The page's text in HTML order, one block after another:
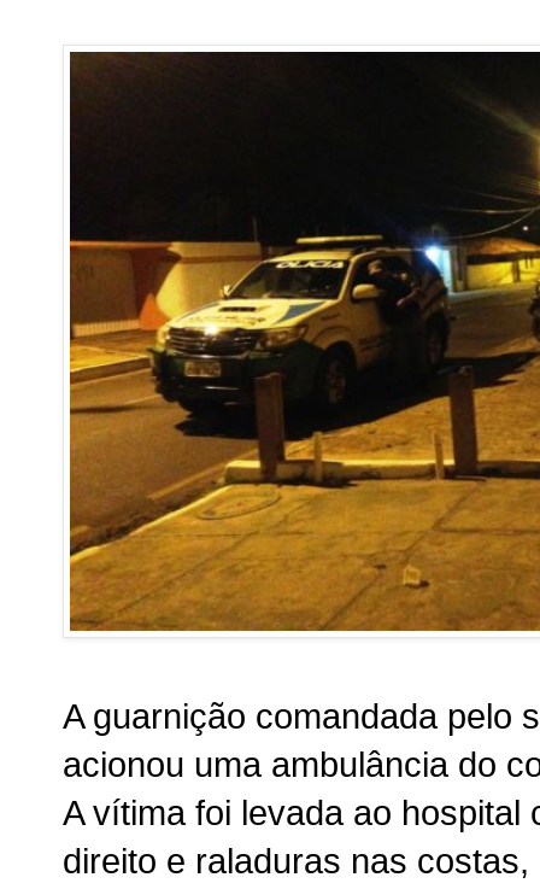
A guarnição comandada pelo
acionou uma ambulância do
A vítima foi levada ao hospital
direito e raladuras nas